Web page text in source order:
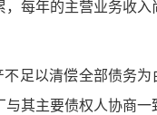
每年的主营业务收
足以清偿全部债务
其主要债权人协商